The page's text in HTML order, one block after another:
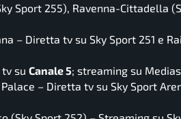
Sport 255), Ravenna-Cittadella
– Diretta tv su Sky Sport 251 e
su Canale 5; streaming su
– Diretta tv su Sky Sport